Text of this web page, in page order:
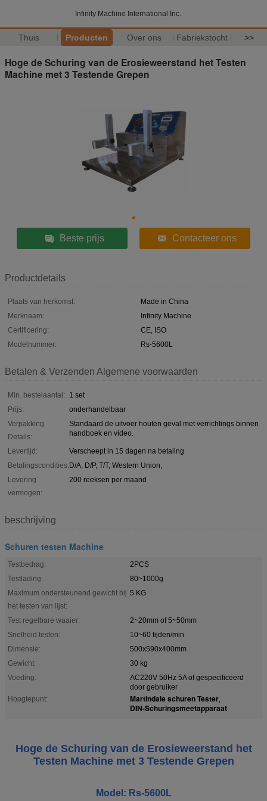
Infinity Machine International Inc.
Thuis Producten Over ons Fabriekstocht >>
Hoge de Schuring van de Erosieweerstand het Testen
Machine met 3 Testende Grepen
Beste prijs Contacteer ons
Productdetails
Plaats van herkomst:
Made in China
Merknaam:
Infinity Machine
Certificering:
CE, ISO
Modelnummer:
Rs-5600L
Betalen & Verzenden Algemene voorwaarden
Min. bestelaantal:
1 set
Prijs:
onderhandelbaar
Verpakking
Details:
Standaard de uitvoer houten geval met verrichtings binnen
handboek en video.
Levertijd:
Verscheept in 15 dagen na betaling
Betalingscondities:D/A, D/P, T/T, Western Union,
Levering
vermogen:
200 reeksen per maand
beschrijving
Schuren testen Machine
Testbedrag:
2PCS
Testlading:
80~1000g
Maximum ondersteunend gewicht bij
het testen van lijst:
5 KG
Test regelbare waaier:
2~20mm of 5~50mm
Snelheid testen:
10~60 tijden/min
Dimensie:
500x590x400mm
Gewicht:
30 kg
Voeding:
AC220V 50Hz 5A of gespecificeerd
door gebruiker
Hoogtepunt:
Martindale schuren Tester,
DIN-Schuringsmeetapparaat
Hoge de Schuring van de Erosieweerstand het
Testen Machine met 3 Testende Grepen
Model: Rs-5600L